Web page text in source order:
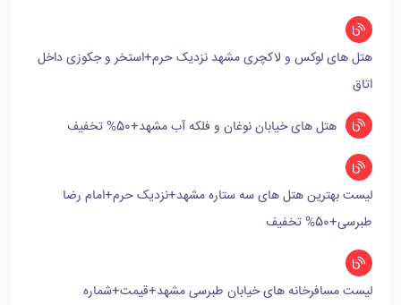
هتل های لوکس و لاکچری مشهد نزدیک حرم+استخر و جکوزی داخل
اتاق
هتل های خیابان نوغان و فلکه آب مشهد+50% تخفیف
لیست بهترین هتل های سه ستاره مشهد+نزدیک حرم+امام رضا
طبرسی+50% تخفیف
لیست مسافرخانه های خیابان طبرسی مشهد+قیمت+شماره